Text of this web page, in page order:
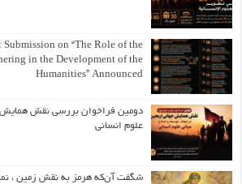
on “The Role of the
in the Development of the
Humanities” Announced
دومین فراخوان بررسی نقش همایش
علوم انسانی
شگفت آن‌که هرمز به نقش زمین ،